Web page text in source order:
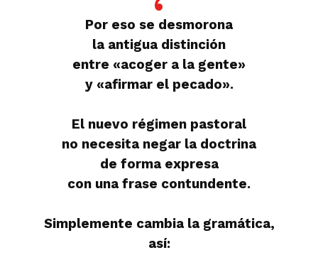
Por eso se desmorona
la antigua distinción
entre «acoger a la gente»
y «afirmar el pecado».
El nuevo régimen pastoral
no necesita negar la doctrina
de forma expresa
con una frase contundente.
Simplemente cambia la gramática,
así: